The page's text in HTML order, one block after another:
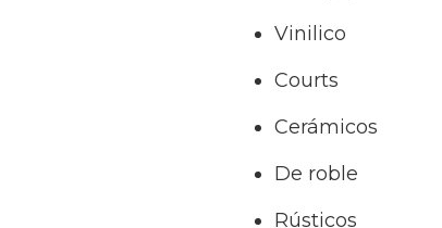
Vinilico
Courts
Cerámicos
De roble
Rústicos